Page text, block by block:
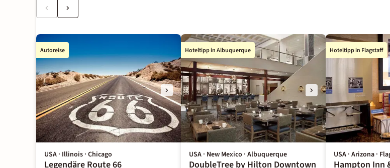
Autoreise
USA · Illinois · Chicago
Legendäre Route 66
Hoteltipp in Albuquerque
USA · New Mexico · Albuquerque
DoubleTree by Hilton Downtown
Hoteltipp in Flagstaff
USA · Arizona ·
Hampton Inn